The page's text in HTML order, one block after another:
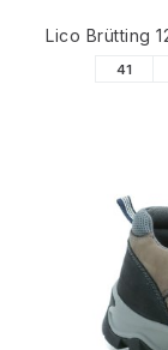
Lico Brütting
41